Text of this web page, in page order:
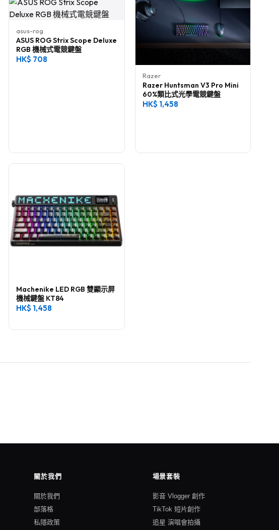
asus-rog
ASUS ROG Strix Scope Deluxe
RGB 機械式電競鍵盤
HK$ 708
Razer
Razer Huntsman V3 Pro Mini
60%類比式光學電競鍵盤
HK$ 1,458
Machenike LED RGB 雙顯示屏
機械鍵盤 KT84
HK$ 1,458
關於我們
關於我們
部落格
私隱政策
場景套裝
影音 Vlogger 創作
TikTok 短片創作
追星 演唱會拍攝